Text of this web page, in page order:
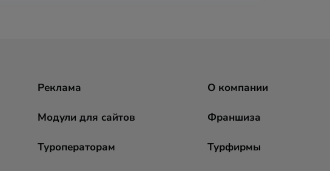
Реклама
Модули для сайтов
Туроператорам
О компании
Франшиза
Турфирмы